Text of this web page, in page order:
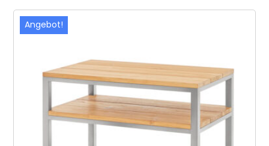
Angebot!